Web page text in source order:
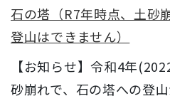
石の塔（R7年時点、土砂
登山はできません）
【お知らせ】令和4年
砂崩れで、石の塔への登